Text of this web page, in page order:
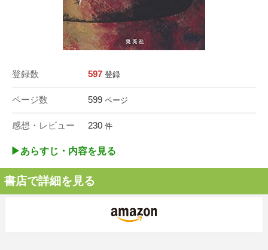
登録数 597 登録
ページ数 599 ページ
感想・レビュー 230 件
▶︎あらすじ・内容を見る
書店で詳細を見る